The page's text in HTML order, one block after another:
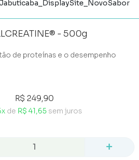
- 500g
de proteínas e o desempenho
R$ 249,90
de R$ 41,65 sem juros
+